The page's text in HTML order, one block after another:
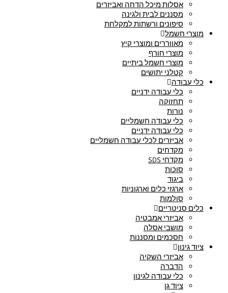
אסלות מיכל הדחה ואביזרים
מסננים לבית ולגינה
סיפונים ורשתות למקלחת
מוצרי חשמל
מאווררים ומוצרי קיץ
מוצרי חורף
מוצרי חשמל ביתיים
קטלני יתושים
כלי עבודה
כלי עבודה ידניים
תחזוקה
נורות
כלי עבודה חשמליים
כלי עבודה ידניים
אביזרים לכלי עבודה חשמליים
מקדחים
מקדחי SDS
סוכות
ביגוד
ארגזי כלים וארגוניות
סולמות
כלים סניטריים
אביזרי אמבטיה
מושבי אסלה
חסכמים ומסננות
ציוד גינון
אביזרי השקיה
הדברה
כלי עבודה לגינון
ציוד גן